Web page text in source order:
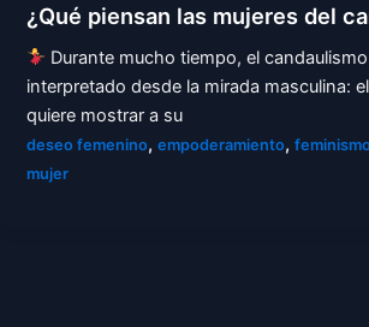
¿Qué piensan las mujeres del
Durante mucho tiempo, el
interpretado desde la mirada masculina:
quiere mostrar a su
deseo femenino, empoderamiento,
mujer